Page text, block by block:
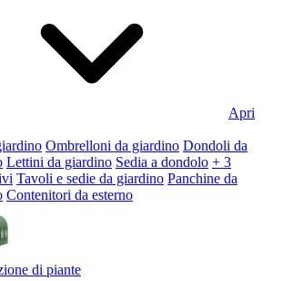
Apri
Ombrelloni da giardino Dondoli da
Lettini da giardino Sedia a dondolo + 3
Tavoli e sedie da giardino Panchine da
Contenitori da esterno
di piante